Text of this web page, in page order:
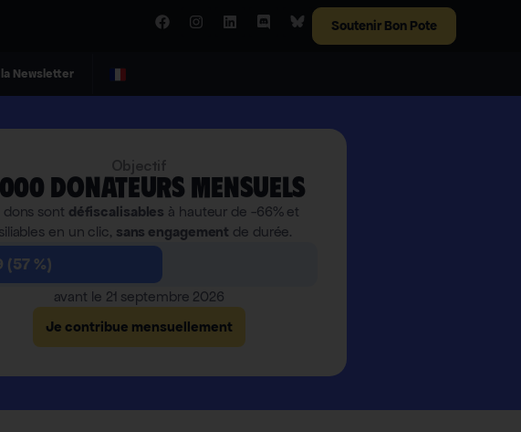
Soutenir Bon Pote
Newsletter
donateurs mensuels
dons sont défiscalisables à hauteur de -66% et
en un clic, sans engagement de durée.
(57 %)
avant le 21 septembre 2026
Je contribue mensuellement